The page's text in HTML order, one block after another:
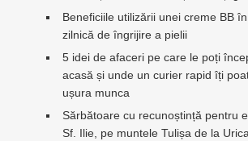
Beneficiile utilizării unei creme BB
zilnică de îngrijire a pielii
5 idei de afaceri pe care le poți
acasă și unde un curier rapid îți
ușura munca
Sărbătoare cu recunoștință pentru
Sf. Ilie, pe muntele Tulișa de la